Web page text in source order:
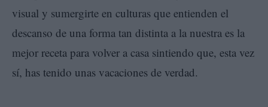
visual y sumergirte en culturas que entienden el
descanso de una forma tan distinta a la nuestra es la
mejor receta para volver a casa sintiendo que, esta vez
sí, has tenido unas vacaciones de verdad.